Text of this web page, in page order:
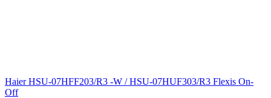
Haier HSU-07HFF203/R3 -W / HSU-07HUF303/R3 Flexis On-
Off